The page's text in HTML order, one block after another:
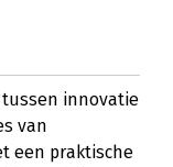
innovatie
van
een praktische